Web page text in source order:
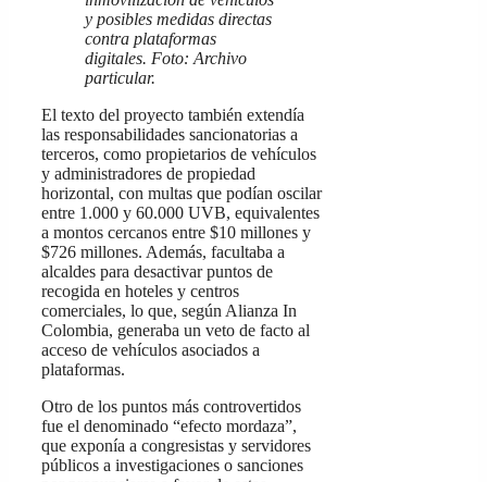
y posibles medidas directas
contra plataformas
digitales. Foto: Archivo
particular.
El texto del proyecto también extendía
las responsabilidades sancionatorias a
terceros, como propietarios de vehículos
y administradores de propiedad
horizontal, con multas que podían oscilar
entre 1.000 y 60.000 UVB, equivalentes
a montos cercanos entre $10 millones y
$726 millones. Además, facultaba a
alcaldes para desactivar puntos de
recogida en hoteles y centros
comerciales, lo que, según Alianza In
Colombia, generaba un veto de facto al
acceso de vehículos asociados a
plataformas.
Otro de los puntos más controvertidos
fue el denominado “efecto mordaza”,
que exponía a congresistas y servidores
públicos a investigaciones o sanciones